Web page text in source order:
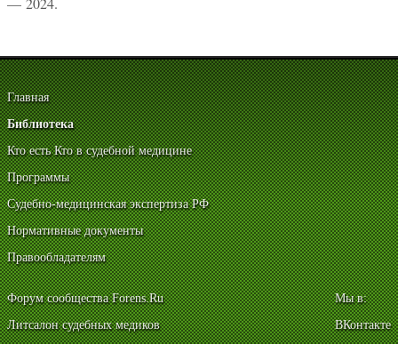
Главная
Библиотека
Кто есть Кто в судебной медицине
Программы
Судебно-медицинская экспертиза РФ
Нормативные документы
Правообладателям
Форум сообщества Forens.Ru
Литсалон судебных медиков
Мы в:
ВКонтакте